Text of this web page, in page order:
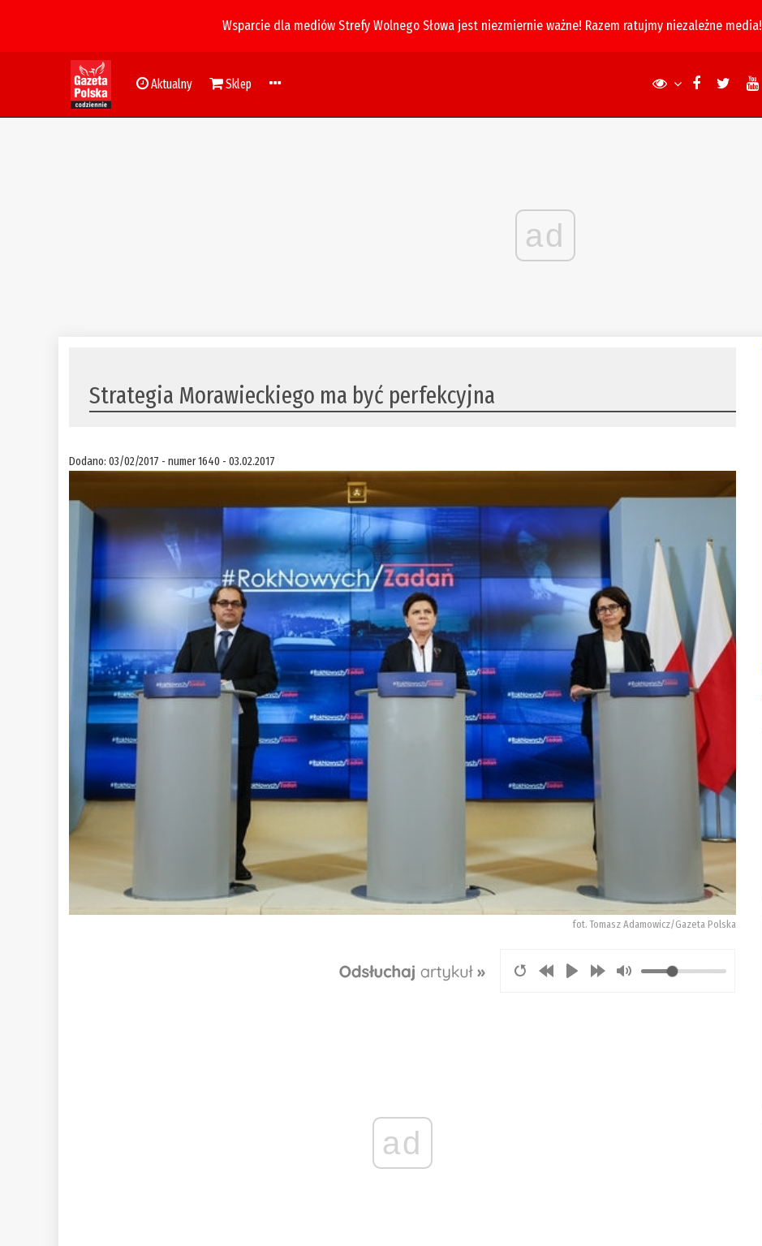
Wsparcie dla mediów Strefy Wolnego Słowa jest niezmiernie ważne! Razem ratujmy niezależne media!
Aktualny Sklep
ad
Strategia Morawieckiego ma być perfekcyjna
Dodano: 03/02/2017 - numer 1640 - 03.02.2017
fot. Tomasz Adamowicz/Gazeta Polska
ad